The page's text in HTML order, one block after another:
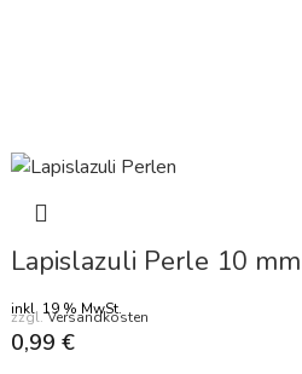
Lapislazuli Perle 10 mm
inkl. 19 % MwSt.
zzgl.Versandkosten
0,99 €